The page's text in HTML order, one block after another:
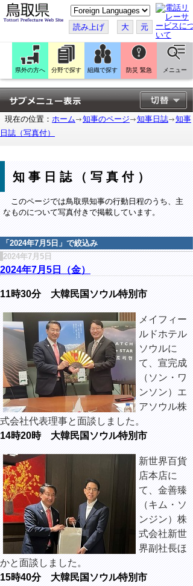
こ
の
ペ
ー
ジ
翻
訳
す
る
読み上げ 大 元
県外の方へ 分野で探す 組織で探す 防災 緊急 メニュー
現在の位置： ホーム 知事のページ 知事日誌
知事
日誌（写真付）
知事日誌（写真付）
このページでは鳥取県知事の行動日程のうち、主
なものについて写真付きで掲載しています。
「 2024年7月5日 」で絞込み
2024年7月5日
2024年7月5日（金）
11時30分 大韓民国ソウル特別市
メイフィー
ルドホテル
ソウルに
て、宣完成
（ソン・ワ
ンソン）エ
アソウル株
式会社代表理事と面談しました。
14時20時 大韓民国ソウル特別市
新世界百貨
店本店に
て、金善臻
（キム・ソ
ンジン）株
式会社新世
界副社長ほ
かと面談しました。
15時40分 大韓民国ソウル特別市